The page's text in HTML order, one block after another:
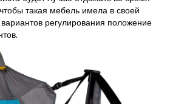
такая мебель имела в своей
вариантов регулирования положение